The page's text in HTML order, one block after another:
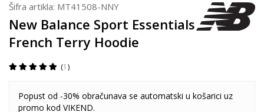
Šifra artikla: MT41508-NNY
New Balance Sport Essentials
French Terry Hoodie
1
Popust od -30% obračunava se automatski u košarici uz
promo kod VIKEND.